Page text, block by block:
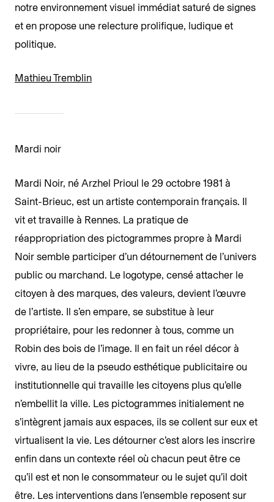
notre environnement visuel immédiat saturé de signes
et en propose une relecture prolifique, ludique et
politique.
Mathieu Tremblin
Mardi noir
Mardi Noir, né Arzhel Prioul le 29 octobre 1981 à
Saint-Brieuc, est un artiste contemporain français. Il
vit et travaille à Rennes. La pratique de
réappropriation des pictogrammes propre à Mardi
Noir semble participer d’un détournement de l’univers
public ou marchand. Le logotype, censé attacher le
citoyen à des marques, des valeurs, devient l’œuvre
de l’artiste. Il s’en empare, se substitue à leur
propriétaire, pour les redonner à tous, comme un
Robin des bois de l’image. Il en fait un réel décor à
vivre, au lieu de la pseudo esthétique publicitaire ou
institutionnelle qui travaille les citoyens plus qu’elle
n’embellit la ville. Les pictogrammes initialement ne
s’intègrent jamais aux espaces, ils se collent sur eux et
virtualisent la vie. Les détourner c’est alors les inscrire
enfin dans un contexte réel où chacun peut être ce
qu’il est et non le consommateur ou le sujet qu’il doit
être. Les interventions dans l’ensemble reposent sur